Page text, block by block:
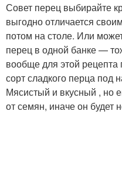
Совет перец выбирайте
выгодно отличается
потом на столе. Или
перец в одной банке —
вообще для этой рецепта
сорт сладкого перца под
Мясистый и вкусный , но
от семян, иначе он будет